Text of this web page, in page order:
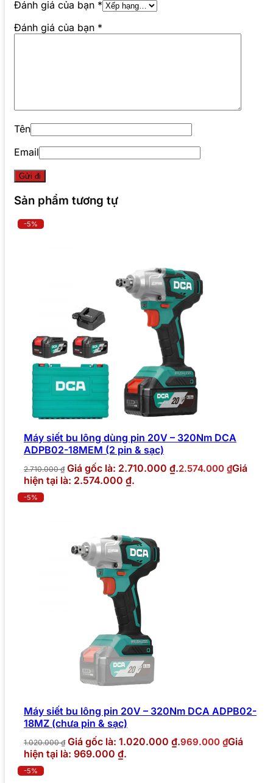
Đánh giá của bạn *
Đánh giá của bạn *
Tên
Email
Sản phẩm tương tự
-5%
Máy siết bu lông dùng pin 20V – 320Nm DCA
ADPB02-18MEM (2 pin & sạc)
2.710.000₫ Giá gốc là: 2.710.000 ₫.2.574.000 ₫Giá
hiện tại là: 2.574.000 ₫.
-5%
Máy siết bu lông pin 20V – 320Nm DCA ADPB02-
18MZ (chưa pin & sạc)
1.020.000₫ Giá gốc là: 1.020.000 ₫.969.000 ₫Giá
hiện tại là: 969.000 ₫.
-5%